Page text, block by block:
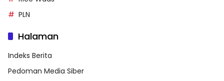
PLN
Halaman
Indeks Berita
Pedoman Media Siber